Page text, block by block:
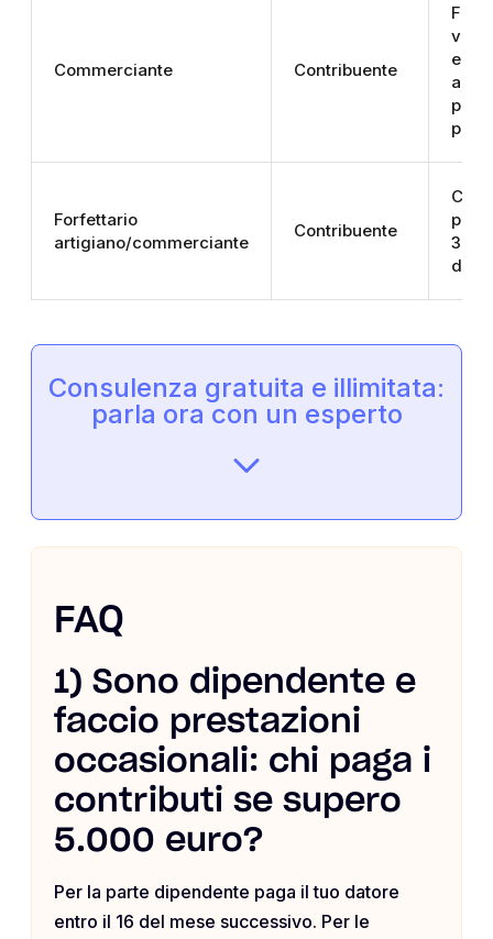
Commerciante Contribuente
Fissi
Forfettario
artigiano/commerciante
Contribuente
35%
Consulenza gratuita e illimitata:
parla ora con un esperto
FAQ
1) Sono dipendente e
faccio prestazioni
occasionali: chi paga i
contributi se supero
5.000 euro?
Per la parte dipendente paga il tuo datore
entro il 16 del mese successivo. Per le